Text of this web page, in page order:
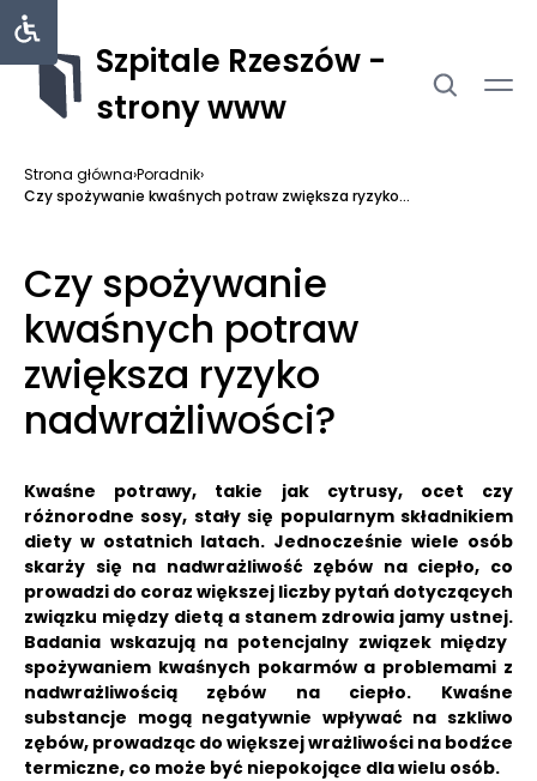
Szpitale Rzeszów -
strony www
Strona główna›Poradnik›
Czy spożywanie kwaśnych potraw zwiększa ryzyko...
Czy spożywanie
kwaśnych potraw
zwiększa ryzyko
nadwrażliwości?
Kwaśne potrawy, takie jak cytrusy, ocet czy
różnorodne sosy, stały się popularnym składnikiem
diety w ostatnich latach. Jednocześnie wiele osób
skarży się na nadwrażliwość zębów na ciepło, co
prowadzi do coraz większej liczby pytań dotyczących
związku między dietą a stanem zdrowia jamy ustnej.
Badania wskazują na potencjalny związek między
spożywaniem kwaśnych pokarmów a problemami z
nadwrażliwością zębów na ciepło.
Kwaśne
substancje mogą negatywnie wpływać na szkliwo
zębów, prowadząc do większej wrażliwości na bodźce
termiczne, co może być niepokojące dla wielu osób.